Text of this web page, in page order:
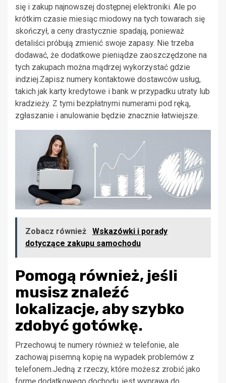
się i zakup najnowszej dostępnej elektroniki. Ale po
krótkim czasie miesiąc miodowy na tych towarach się
skończył, a ceny drastycznie spadają, ponieważ
detaliści próbują zmienić swoje zapasy. Nie trzeba
dodawać, że dodatkowe pieniądze zaoszczędzone na
tych zakupach można mądrzej wykorzystać gdzie
indziej.Zapisz numery kontaktowe dostawców usług,
takich jak karty kredytowe i bank w przypadku utraty lub
kradzieży. Z tymi bezpłatnymi numerami pod ręką,
zgłaszanie i anulowanie będzie znacznie łatwiejsze.
Zobacz również
Wskazówki i porady
dotyczące zakupu samochodu
Pomogą również, jeśli
musisz znaleźć
lokalizacje, aby szybko
zdobyć gotówkę.
Przechowuj te numery również w telefonie, ale
zachowaj pisemną kopię na wypadek problemów z
telefonem.Jedną z rzeczy, które możesz zrobić jako